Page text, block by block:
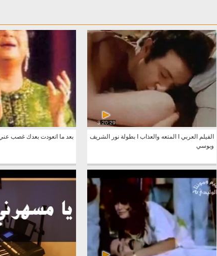
3:20:29
الفيلم العربي I المتعه والعذاب I بطولة نور الشريف
وبوسي
بعد ما اتعودت بعدك غصب